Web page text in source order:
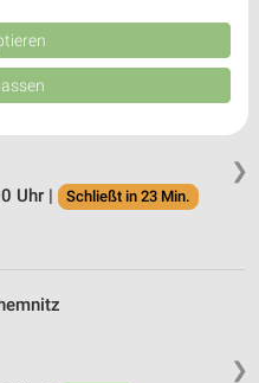
5 Prospekte
❯
Uhr |
Schließt in 23 Min.
❯
Quellen. Entwicklung und
reduzierter Daten zur Auswahl
Union weitergegeben und in die
Auswahl von